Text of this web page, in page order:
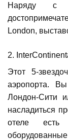
Наряду с
London,
2.
Этот 5-
аэропорта.
Лондон-Сити
насладиться
отеле